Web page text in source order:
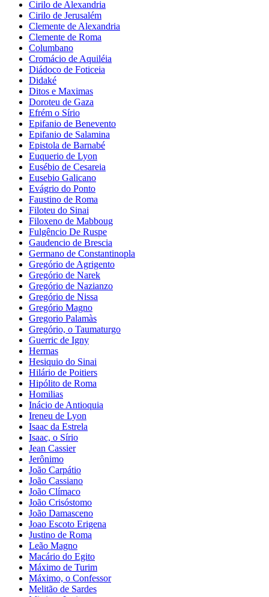
Cirilo de Alexandria
Cirilo de Jerusalém
Clemente de Alexandria
Clemente de Roma
Columbano
Cromácio de Aquiléia
Diádoco de Foticeia
Didaké
Ditos e Maximas
Doroteu de Gaza
Efrém o Sírio
Epifanio de Benevento
Epifanio de Salamina
Epistola de Barnabé
Euquerio de Lyon
Eusébio de Cesareia
Eusebio Galicano
Evágrio do Ponto
Faustino de Roma
Filoteu do Sinai
Filoxeno de Mabboug
Fulgêncio De Ruspe
Gaudencio de Brescia
Germano de Constantinopla
Gregório de Agrigento
Gregório de Narek
Gregório de Nazianzo
Gregório de Nissa
Gregório Magno
Gregorio Palamàs
Gregório, o Taumaturgo
Guerric de Igny
Hermas
Hesiquio do Sinai
Hilário de Poitiers
Hipólito de Roma
Homilias
Inácio de Antioquia
Ireneu de Lyon
Isaac da Estrela
Isaac, o Sírio
Jean Cassier
Jerônimo
João Carpátio
João Cassiano
João Clímaco
João Crisóstomo
João Damasceno
Joao Escoto Erigena
Justino de Roma
Leão Magno
Macário do Egito
Máximo de Turim
Máximo, o Confessor
Melitão de Sardes